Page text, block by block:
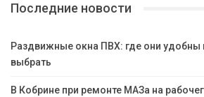
Последние новости
Раздвижные окна ПВХ: где они удобны
выбрать
В Кобрине при ремонте МАЗа на